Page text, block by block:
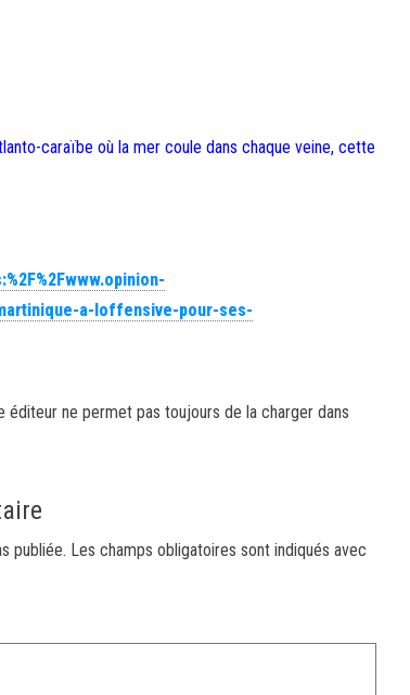
caraïbe où la mer coule dans chaque veine, cette
a-loffensive-pour-ses-
éditeur ne permet pas toujours de la charger dans
publiée. Les champs obligatoires sont indiqués avec